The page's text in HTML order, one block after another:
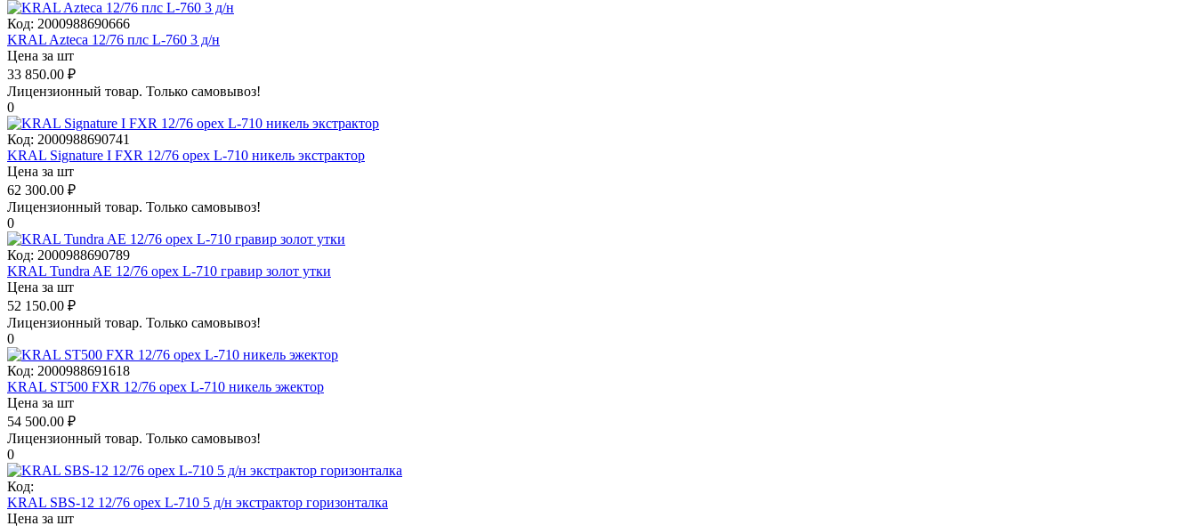
Код: 2000988690666
KRAL Azteca 12/76 плс L-760 3 д/н
Цена за шт
33 850.00 ₽
Лицензионный товар. Только самовывоз!
0
Код: 2000988690741
KRAL Signature I FXR 12/76 орех L-710 никель экстрактор
Цена за шт
62 300.00 ₽
Лицензионный товар. Только самовывоз!
0
Код: 2000988690789
KRAL Tundra AE 12/76 орех L-710 гравир золот утки
Цена за шт
52 150.00 ₽
Лицензионный товар. Только самовывоз!
0
Код: 2000988691618
KRAL ST500 FXR 12/76 орех L-710 никель эжектор
Цена за шт
54 500.00 ₽
Лицензионный товар. Только самовывоз!
0
Код:
KRAL SBS-12 12/76 орех L-710 5 д/н экстрактор горизонталка
Цена за шт